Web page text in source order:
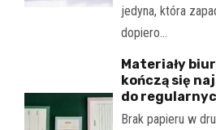
jedyna, która
dopiero…
Materiały
kończą się
do
Brak papieru w